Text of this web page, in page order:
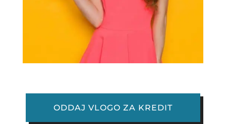
ODDAJ VLOGO ZA KREDIT